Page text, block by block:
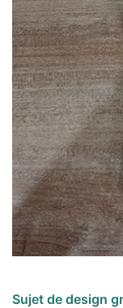
Sujet de design